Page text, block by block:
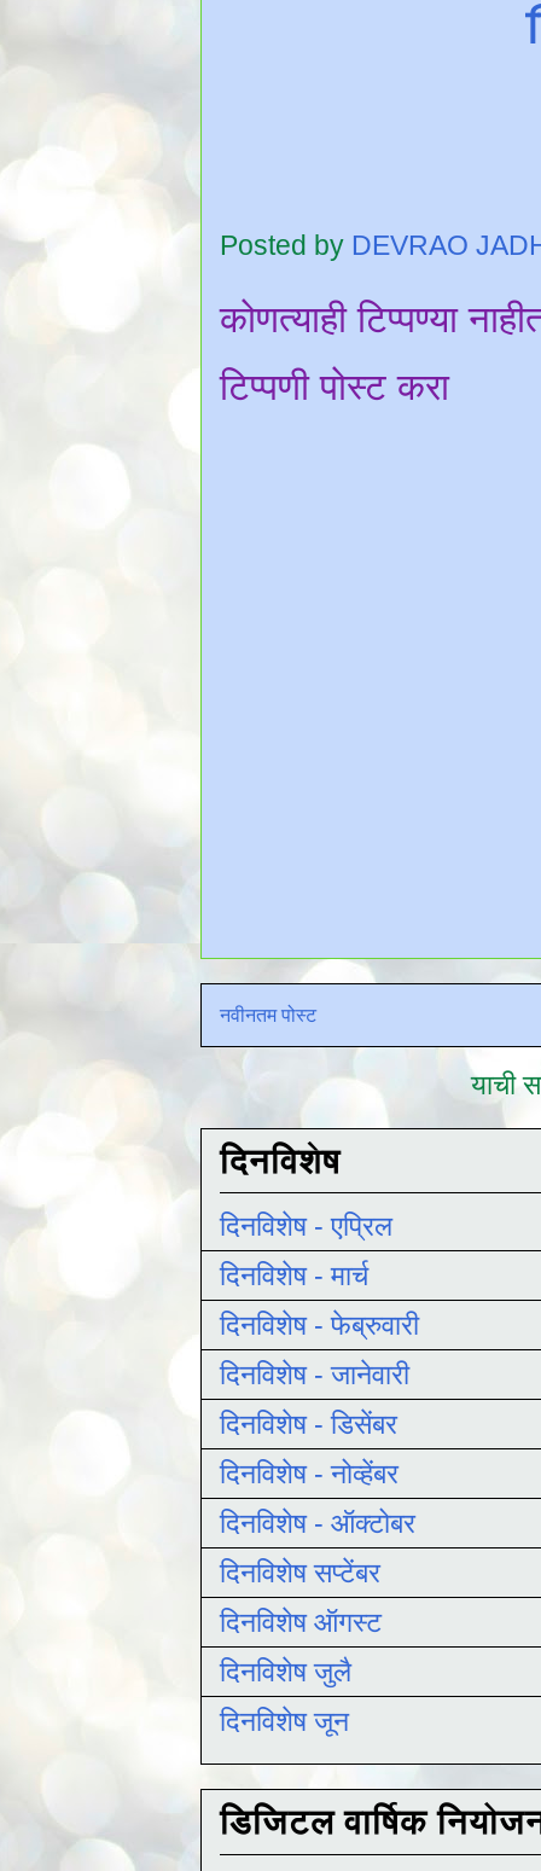
Posted by DEVRAO
कोणत्याही टिप्पण्‍या
टिप्पणी पोस्ट करा
नवीनतम पोस्ट
याची
दिनविशेष
दिनविशेष - एप्रिल
दिनविशेष - मार्च
दिनविशेष - फेब्रुवारी
दिनविशेष - जानेवारी
दिनविशेष - डिसेंबर
दिनविशेष - नोव्हेंबर
दिनविशेष - ऑक्टोबर
दिनविशेष सप्टेंबर
दिनविशेष ऑगस्ट
दिनविशेष जुलै
दिनविशेष जून
डिजिटल वार्षिक